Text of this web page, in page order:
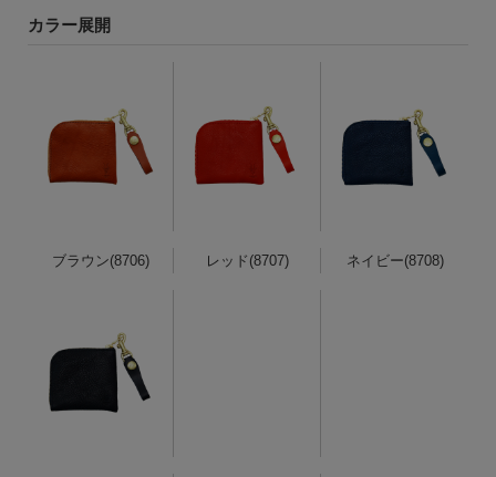
カラー展開
ブラウン(8706) レッド(8707) ネイビー(8708)